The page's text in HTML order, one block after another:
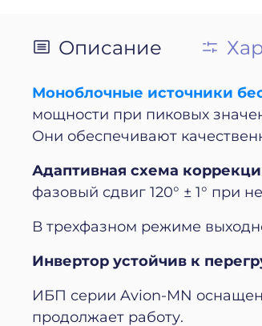
Описание
Моноблочные источники
мощности при пиковых
Они обеспечивают
Адаптивная схема
фазовый сдвиг 120° ± 1° при
В трехфазном режиме
Инвертор устойчив к
ИБП серии Avion-MN
продолжает работу.